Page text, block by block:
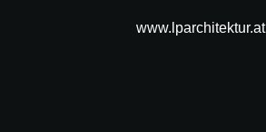
www.lparchitektur.at